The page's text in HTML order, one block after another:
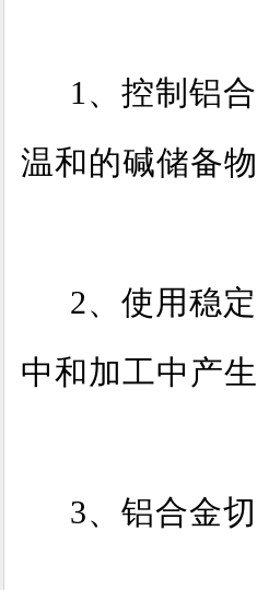
1、控制铝
温和的碱储备
2、使用稳
中和加工中产
3、铝合金